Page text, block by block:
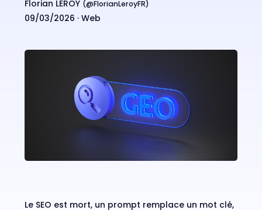
Florian LEROY (@FlorianLeroyFR)
09/03/2026 ·Web
Le SEO est mort, un prompt remplace un mot clé,